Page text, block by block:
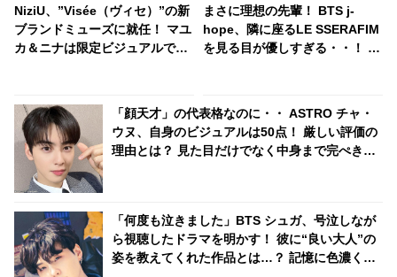
NiziU、”Visée（ヴィセ）”の新
ブランドミューズに就任！ マユ
カ＆ニナは限定ビジュアルでク
まさに理想の先輩！ BTS j-
hope、隣に座るLE SSERAFIM
を見る目が優しすぎる・・！ に
「顔天才」の代表格なのに・・ ASTRO チャ・
ウヌ、自身のビジュアルは50点！ 厳しい評価の
理由とは？ 見た目だけでなく中身まで完ぺき！
「何度も泣きました」BTS シュガ、号泣しなが
ら視聴したドラマを明かす！ 彼に“良い大人”の
姿を教えてくれた作品とは…？ 記憶に色濃く残